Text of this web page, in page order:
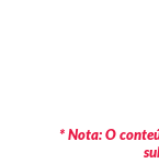
* Nota: O